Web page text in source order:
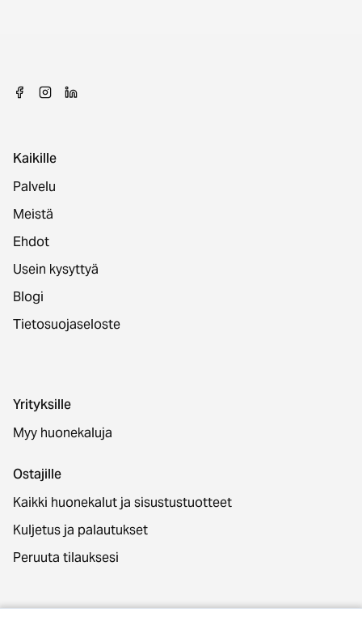
Kaikille
Palvelu
Meistä
Ehdot
Usein kysyttyä
Blogi
Tietosuojaseloste
Yrityksille
Myy huonekaluja
Ostajille
Kaikki huonekalut ja sisustustuotteet
Kuljetus ja palautukset
Peruuta tilauksesi